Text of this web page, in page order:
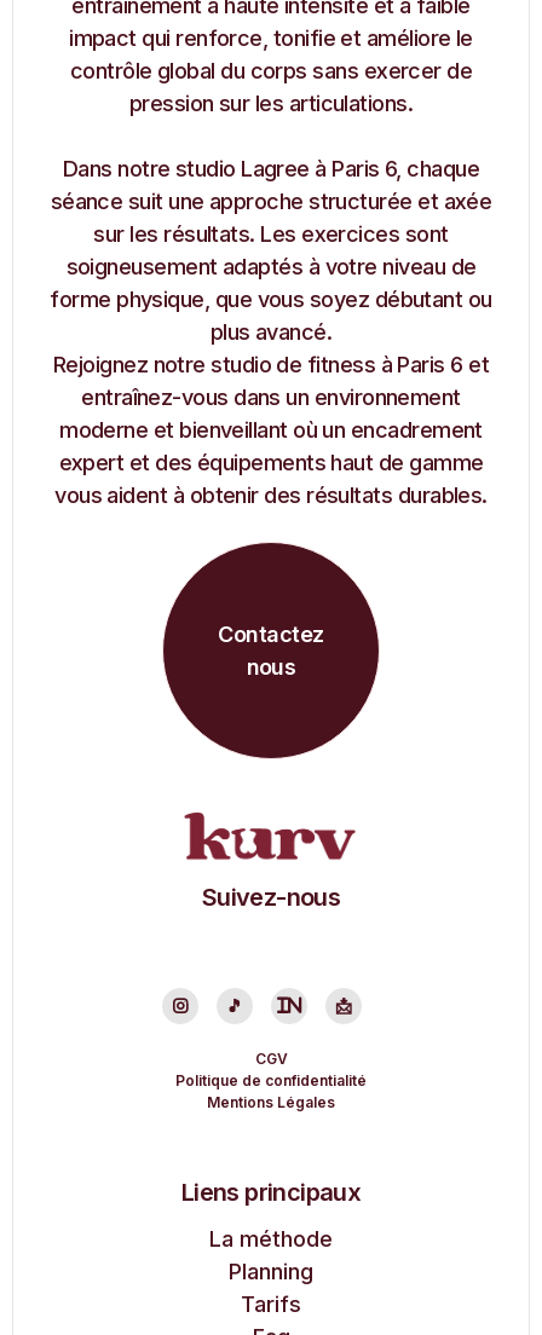
entraînement à haute intensité et à faible
impact qui renforce, tonifie et améliore le
contrôle global du corps sans exercer de
pression sur les articulations.
Dans notre studio Lagree à Paris 6, chaque
séance suit une approche structurée et axée
sur les résultats. Les exercices sont
soigneusement adaptés à votre niveau de
forme physique, que vous soyez débutant ou
plus avancé.
Rejoignez notre studio de fitness à Paris 6 et
entraînez-vous dans un environnement
moderne et bienveillant où un encadrement
expert et des équipements haut de gamme
vous aident à obtenir des résultats durables.
Contactez
nous
Suivez-nous
 🎵 in 📩
CGV
Politique de confidentialité
Mentions Légales
Liens principaux
La méthode
Planning
Tarifs